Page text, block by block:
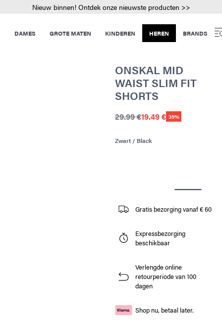
Nieuw binnen! Ontdek onze nieuwste producten >>
DAMES GROTE MATEN KINDEREN HEREN BRANDS
ONSKAL MID
WAIST SLIM FIT
SHORTS
29.99 €19.49 € 35%
Zwart / Black
Gratis bezorging vanaf € 60
Expressbezorging
beschikbaar
Verlengde online
retourperiode van 100
dagen
Shop nu, betaal later.